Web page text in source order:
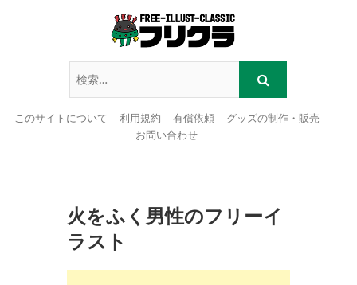
このサイトについて 利用規約 有償依頼
グッズの制作・販売
お問い合わせ
火をふく男性のフリーイ
ラスト